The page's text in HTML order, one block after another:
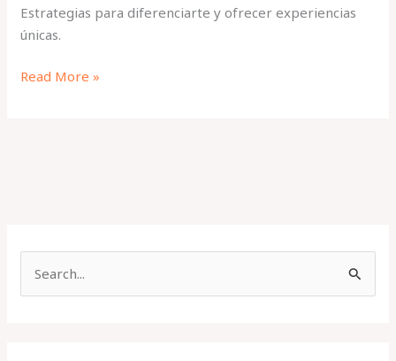
Estrategias para diferenciarte y ofrecer experiencias
únicas.
Read More »